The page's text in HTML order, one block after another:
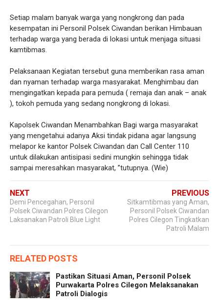
Setiap malam banyak warga yang nongkrong dan pada
kesempatan ini Personil Polsek Ciwandan berikan Himbauan
terhadap warga yang berada di lokasi untuk menjaga situasi
kamtibmas.
Pelaksanaan Kegiatan tersebut guna memberikan rasa aman
dan nyaman terhadap warga masyarakat. Menghimbau dan
mengingatkan kepada para pemuda ( remaja dan anak – anak
), tokoh pemuda yang sedang nongkrong di lokasi.
Kapolsek Ciwandan Menambahkan Bagi warga masyarakat
yang mengetahui adanya Aksi tindak pidana agar langsung
melapor ke kantor Polsek Ciwandan dan Call Center 110
untuk dilakukan antisipasi sedini mungkin sehingga tidak
sampai meresahkan masyarakat, ”tutupnya. (Wie)
NEXT
Demi Pencegahan, Personil
Polsek Ciwandan Polres Cilegon
Laksanakan Patroli Blue Light
PREVIOUS
Sitkamtibmas yang Aman,
Personil Polsek Ciwandan
Polres Cilegon Tingkatkan
Patroli Malam
RELATED POSTS
Pastikan Situasi Aman, Personil Polsek
Purwakarta Polres Cilegon Melaksanakan
Patroli Dialogis